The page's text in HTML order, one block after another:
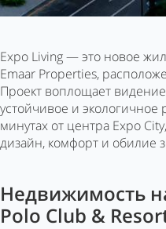
Expo Living — это новое
Emaar Properties,
Проект воплощает
устойчивое и экологичное
минутах от центра Expo
дизайн, комфорт и обилие
Недвижимость
Polo Club &